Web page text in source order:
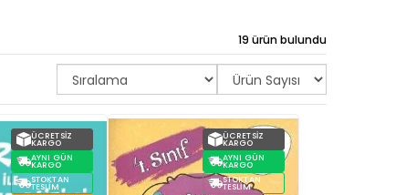
19 ürün bulundu
ÜCRETSIZ
KARGO
AYNI GÜN
KARGO
STOKTAN
TESLIM
ÜCRETSIZ
KARGO
AYNI GÜN
KARGO
STOKTAN
TESLIM